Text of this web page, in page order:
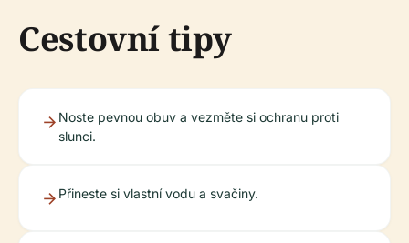
Cestovní tipy
Noste pevnou obuv a vezměte si ochranu proti
slunci.
Přineste si vlastní vodu a svačiny.